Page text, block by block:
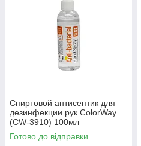
Спиртовой антисептик для
дезинфекции рук ColorWay
(CW-3910) 100мл
Готово до відправки